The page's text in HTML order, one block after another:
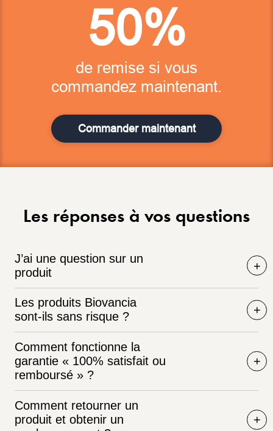
50%
de remise si vous
commandez maintenant.
Commander maintenant
Les réponses à vos questions
J’ai une question sur un
produit
Les produits Biovancia
sont-ils sans risque ?
Comment fonctionne la
garantie « 100% satisfait ou
remboursé » ?
Comment retourner un
produit et obtenir un